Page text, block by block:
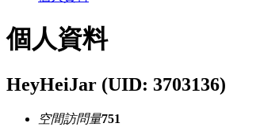
個人資料
HeyHeiJar (UID: 3703136)
空間訪問量751